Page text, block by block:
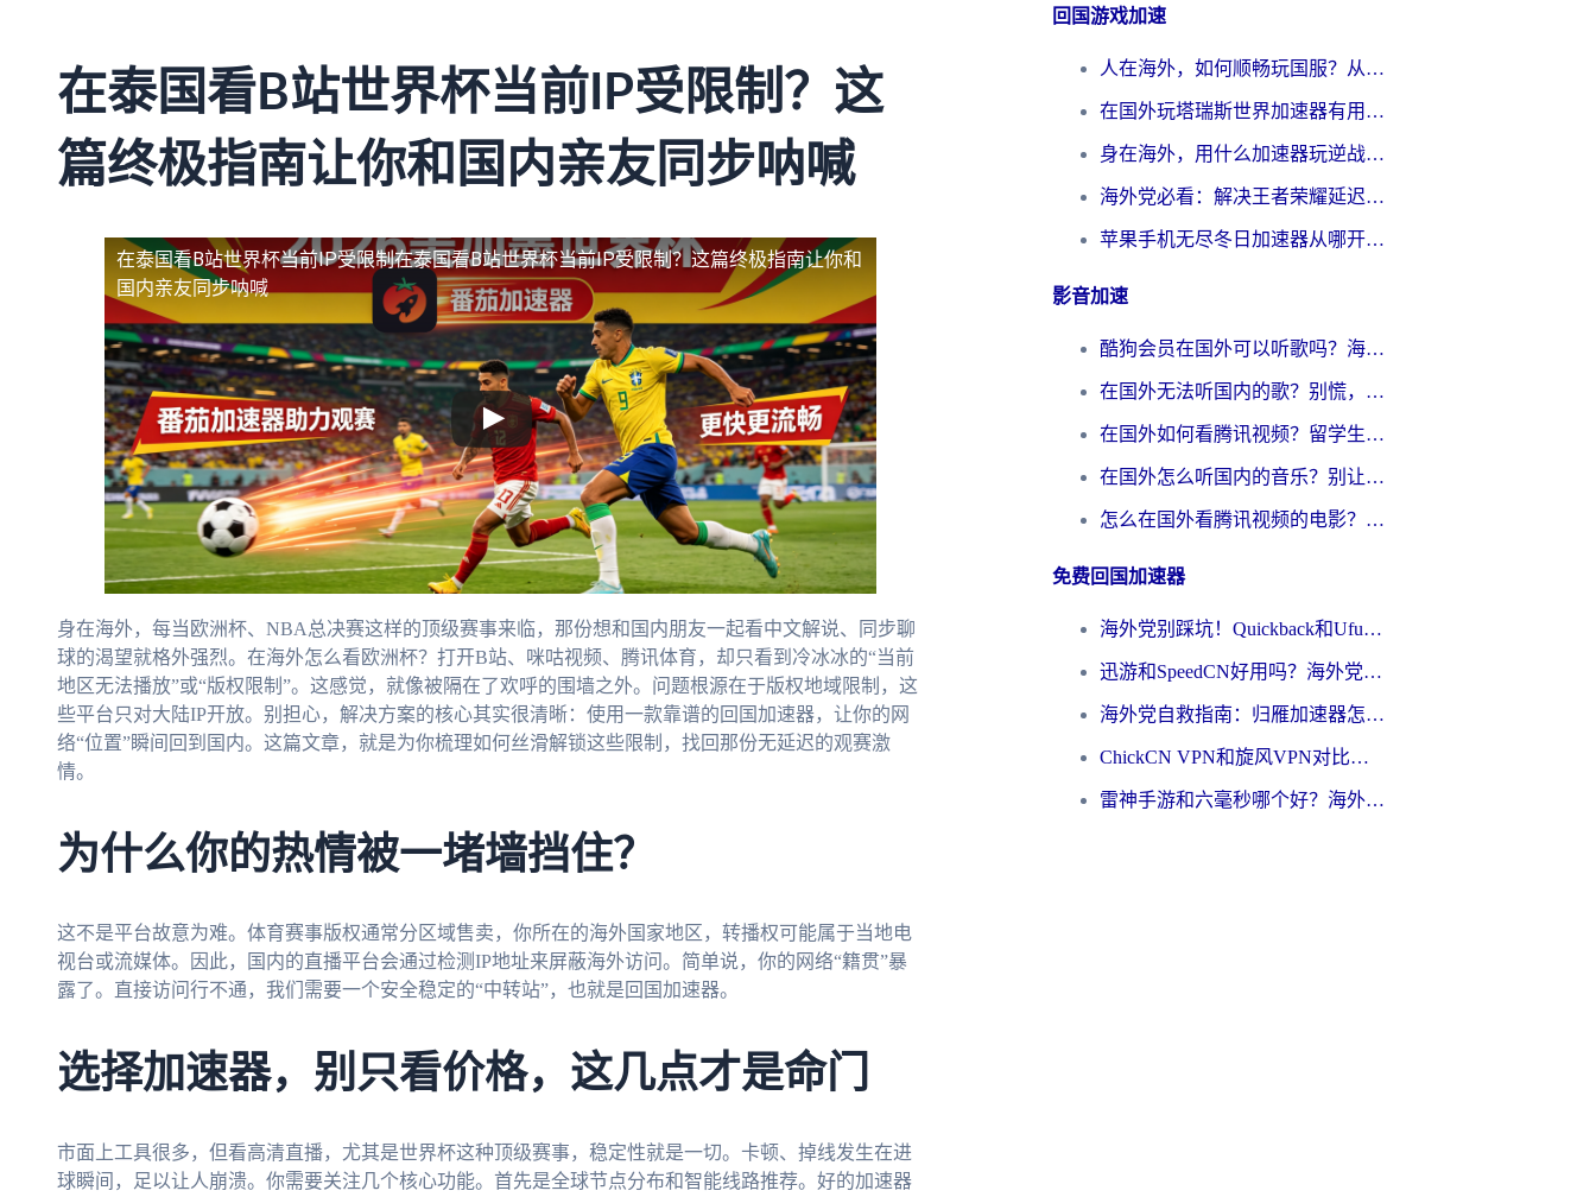
在泰国看B站世界杯当前IP受限制？这
篇终极指南让你和国内亲友同步呐喊
在泰国看B站世界杯当前IP受限制在泰国看B站世界杯当前IP受限制？这篇终极指南让你和
国内亲友同步呐喊
身在海外，每当欧洲杯、NBA总决赛这样的顶级赛事来临，那份想和国内朋友一起看中文解说、同步聊
球的渴望就格外强烈。在海外怎么看欧洲杯？打开B站、咪咕视频、腾讯体育，却只看到冷冰冰的“当前
地区无法播放”或“版权限制”。这感觉，就像被隔在了欢呼的围墙之外。问题根源在于版权地域限制，这
些平台只对大陆IP开放。别担心，解决方案的核心其实很清晰：使用一款靠谱的回国加速器，让你的网
络“位置”瞬间回到国内。这篇文章，就是为你梳理如何丝滑解锁这些限制，找回那份无延迟的观赛激
情。
为什么你的热情被一堵墙挡住？
这不是平台故意为难。体育赛事版权通常分区域售卖，你所在的海外国家地区，转播权可能属于当地电
视台或流媒体。因此，国内的直播平台会通过检测IP地址来屏蔽海外访问。简单说，你的网络“籍贯”暴
露了。直接访问行不通，我们需要一个安全稳定的“中转站”，也就是回国加速器。
选择加速器，别只看价格，这几点才是命门
市面上工具很多，但看高清直播，尤其是世界杯这种顶级赛事，稳定性就是一切。卡顿、掉线发生在进
球瞬间，足以让人崩溃。你需要关注几个核心功能。首先是全球节点分布和智能线路推荐。好的加速器
回国游戏加速
人在海外，如何顺畅玩国服？从《王者荣耀》到《云图计划》的加速器终极指南
在国外玩塔瑞斯世界加速器有用吗？海外玩家亲测后的真实答案
身在海外，用什么加速器玩逆战才能告别延迟？
海外党必看：解决王者荣耀延迟的加速器终极指南——从EVE到猫和老鼠，一个工具全搞定
苹果手机无尽冬日加速器从哪开启？海外玩家的冬日生存指南
影音加速
酷狗会员在国外可以听歌吗？海外党亲测有效：3步解决音乐权限难题
在国外无法听国内的歌？别慌，这样操作就能畅听QQ音乐（附亲测加速器推荐）
在国外如何看腾讯视频？留学生亲测有效的回国加速方案
在国外怎么听国内的音乐？别让版权限制断了你的华语歌单
怎么在国外看腾讯视频的电影？海外党亲测有效的回国加速指南
免费回国加速器
海外党别踩坑！Quickback和UfunR好用吗？选对回国加速器才能无缝刷国内资源
迅游和SpeedCN好用吗？海外党如何破解那道看不见的墙
海外党自救指南：归雁加速器怎么样？教你避开坑实现国内资源无缝访问
ChickCN VPN和旋风VPN对比哪个回国效果更好？海外用户的选择困境与出路
雷神手游和六毫秒哪个好？海外党如何真正解锁国内资源